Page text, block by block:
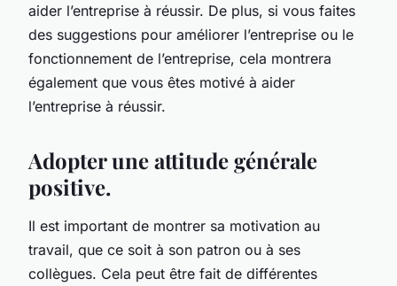
aider l’entreprise à réussir. De plus, si vous faites
des suggestions pour améliorer l’entreprise ou le
fonctionnement de l’entreprise, cela montrera
également que vous êtes motivé à aider
l’entreprise à réussir.
Adopter une attitude générale
positive.
Il est important de montrer sa motivation au
travail, que ce soit à son patron ou à ses
collègues. Cela peut être fait de différentes